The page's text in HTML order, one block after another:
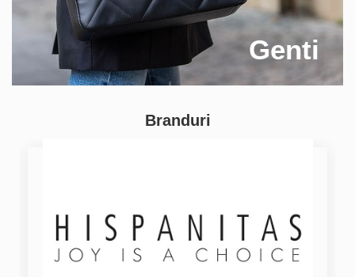
Genti
Branduri